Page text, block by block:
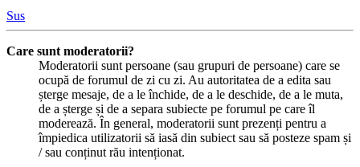
Sus
Care sunt moderatorii?
Moderatorii sunt persoane (sau grupuri de persoane) care se
ocupă de forumul de zi cu zi. Au autoritatea de a edita sau
șterge mesaje, de a le închide, de a le deschide, de a le muta,
de a șterge și de a separa subiecte pe forumul pe care îl
moderează. În general, moderatorii sunt prezenți pentru a
împiedica utilizatorii să iasă din subiect sau să posteze spam și
/ sau conținut rău intenționat.